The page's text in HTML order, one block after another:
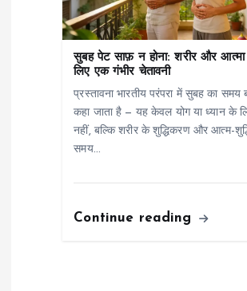
सुबह पेट साफ़ न होना: शरीर और आत्मा
लिए एक गंभीर चेतावनी
प्रस्तावना भारतीय परंपरा में सुबह का समय
कहा जाता है — यह केवल योग या ध्यान के
नहीं, बल्कि शरीर के शुद्धिकरण और आत्म-
समय…
Continue reading